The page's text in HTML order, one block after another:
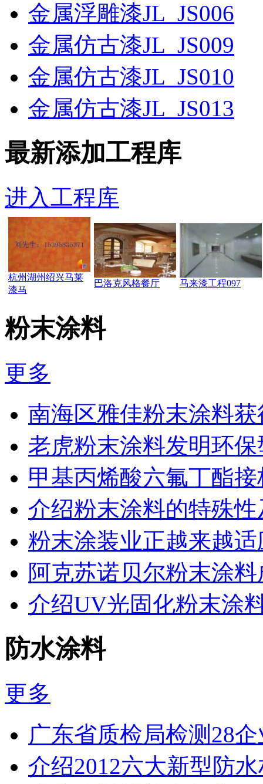
金属浮雕漆JL_JS006
金属仿古漆JL_JS009
金属仿古漆JL_JS010
金属仿古漆JL_JS013
最新添加工程库
进入工程库
杭州湖州绍兴马莱
漆马
巴洛克风格餐厅 马来漆工程097
粉末涂料
更多
南海区雅佳粉末涂料
老虎粉末涂料发明环
甲基丙烯酸六氟丁酯
介绍粉末涂料的特殊
粉末涂装业正越来越
阿克苏诺贝尔粉末涂
介绍UV光固化粉末涂
防水涂料
更多
广东省质检局检测28
介绍2012六大新型防